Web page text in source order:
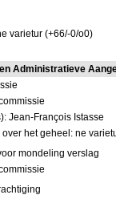
varietur (+66/-0/o0)
Administratieve
Jean-François Istasse
het geheel: ne
mondeling verslag